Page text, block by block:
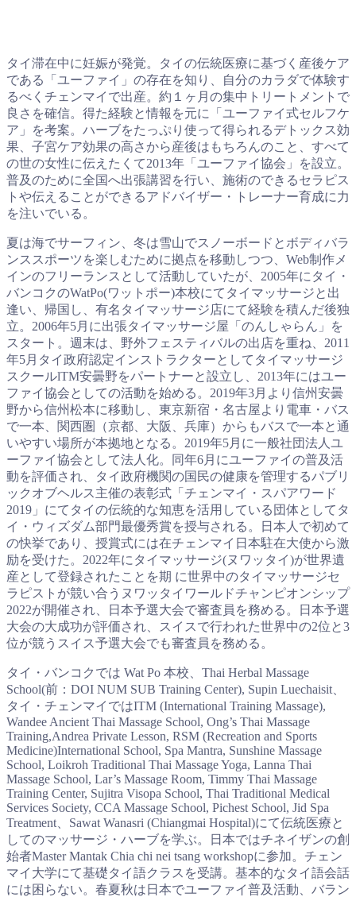
タイ滞在中に妊娠が発覚。タイの伝統医療に基づく産後ケア
である「ユーファイ」の存在を知り、自分のカラダで体験す
るべくチェンマイで出産。約１ヶ月の集中トリートメントで
良さを確信。得た経験と情報を元に「ユーファイ式セルフケ
ア」を考案。ハーブをたっぷり使って得られるデトックス効
果、子宮ケア効果の高さから産後はもちろんのこと、すべて
の世の女性に伝えたくて2013年「ユーファイ協会」を設立。
普及のために全国へ出張講習を行い、施術のできるセラピス
トや伝えることができるアドバイザー・トレーナー育成に力
を注いでいる。
夏は海でサーフィン、冬は雪山でスノーボードとボディバラ
ンススポーツを楽しむために拠点を移動しつつ、Web制作メ
インのフリーランスとして活動していたが、2005年にタイ・
バンコクのWatPo(ワットポー)本校にてタイマッサージと出
逢い、帰国し、有名タイマッサージ店にて経験を積んだ後独
立。2006年5月に出張タイマッサージ屋「のんしゃらん」を
スタート。週末は、野外フェスティバルの出店を重ね、2011
年5月タイ政府認定インストラクターとしてタイマッサージ
スクールlTM安曇野をパートナーと設立し、2013年にはユー
ファイ協会としての活動を始める。2019年3月より信州安曇
野から信州松本に移動し、東京新宿・名古屋より電車・バス
で一本、関西圏（京都、大阪、兵庫）からもバスで一本と通
いやすい場所が本拠地となる。2019年5月に一般社団法人ユ
ーファイ協会として法人化。同年6月にユーファイの普及活
動を評価され、タイ政府機関の国民の健康を管理するパブリ
ックオブヘルス主催の表彰式「チェンマイ・スパアワード
2019」にてタイの伝統的な知恵を活用している団体としてタ
イ・ウィズダム部門最優秀賞を授与される。日本人で初めて
の快挙であり、授賞式には在チェンマイ日本駐在大使から激
励を受けた。2022年にタイマッサージ(ヌワッタイ)が世界遺
産として登録されたことを期 に世界中のタイマッサージセ
ラピストが競い合うヌワッタイワールドチャンピオンシップ
2022が開催され、日本予選大会で審査員を務める。日本予選
大会の大成功が評価され、スイスで行われた世界中の2位と3
位が競うスイス予選大会でも審査員を務める。
タイ・バンコクでは Wat Po 本校、Thai Herbal Massage
School(前：DOI NUM SUB Training Center), Supin Luechaisit、
タイ・チェンマイではITM (International Training Massage),
Wandee Ancient Thai Massage School, Ong’s Thai Massage
Training,Andrea Private Lesson, RSM (Recreation and Sports
Medicine)International School, Spa Mantra, Sunshine Massage
School, Loikroh Traditional Thai Massage Yoga, Lanna Thai
Massage School, Lar’s Massage Room, Timmy Thai Massage
Training Center, Sujitra Visopa School, Thai Traditional Medical
Services Society, CCA Massage School, Pichest School, Jid Spa
Treatment、Sawat Wanasri (Chiangmai Hospital)にて伝統医療と
してのマッサージ・ハーブを学ぶ。日本ではチネイザンの創
始者Master Mantak Chia chi nei tsang workshopに参加。チェン
マイ大学にて基礎タイ語クラスを受講。基本的なタイ語会話
には困らない。春夏秋は日本でユーファイ普及活動、バラン